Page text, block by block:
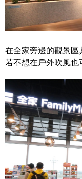
在全家旁邊的觀景區
若不想在戶外吹風